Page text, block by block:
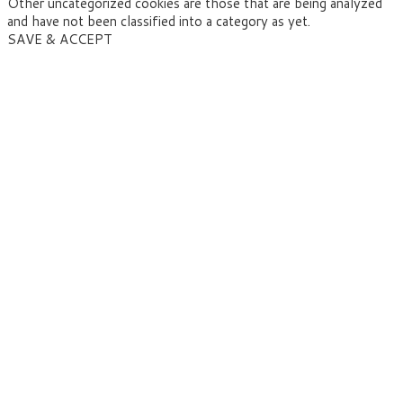
and have not been classified into a category as yet.
SAVE & ACCEPT